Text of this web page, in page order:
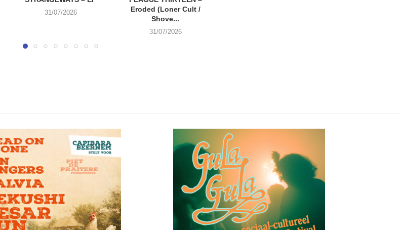
31/07/2026
Eroded (Loner Cult /
Shove...
31/07/2026